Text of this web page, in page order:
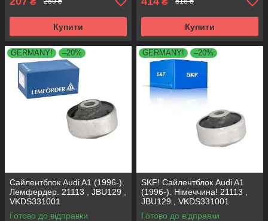
Купити Купити
GERMANY! –20%
Сайлентблок Audi A1 (1996-).
Лемфердер. 21113 , JBU129 ,
VKDS331001
Готово до відправки
GERMANY! –20%
SKF! Сайлентблок Audi A1
(1996-). Німеччина! 21113 ,
JBU129 , VKDS331001
Готово до відправки